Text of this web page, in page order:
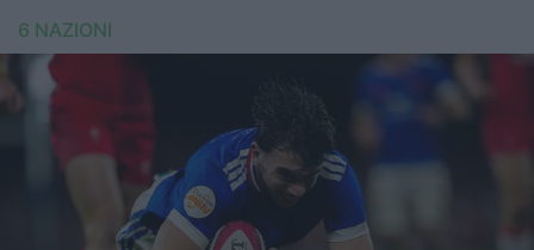
FIR
Internazionale
6 Nazioni
United Rugby Championship
6 NAZIONI